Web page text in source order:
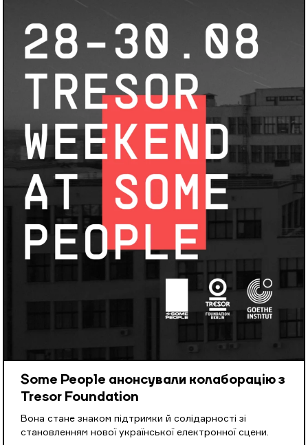
Some People анонсували колаборацію з
Tresor Foundation
Вона стане знаком підтримки й солідарності зі
становленням нової української електронної сцени.